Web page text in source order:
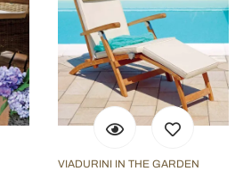
VIADURINI IN THE GARDEN